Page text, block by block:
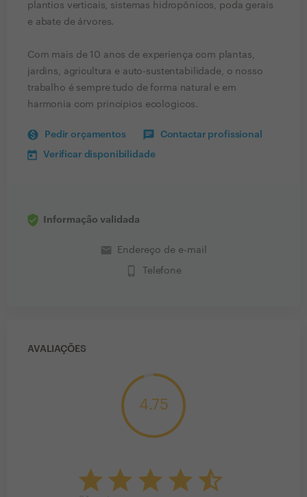
plantios verticais, sistemas hidropônicos, poda gerais
e abate de árvores.
Com mais de 10 anos de experiença com plantas,
jardins, agricultura e auto-sustentabilidade, o nosso
trabalho é sempre tudo de forma natural e em
harmonia com princípios ecologicos.
Pedir orçamentos Contactar profissional
Verificar disponibilidade
Informação validada
email Endereço de e-mail
phone_iphone Telefone
AVALIAÇÕES
4.75